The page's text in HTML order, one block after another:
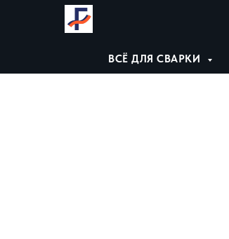
ВСЁ ДЛЯ СВАРКИ